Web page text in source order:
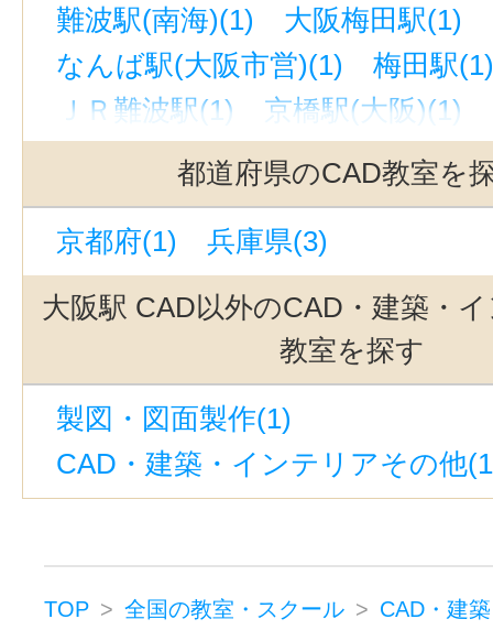
難波駅(南海)(1)
大阪梅田駅(1)
なんば駅(大阪市営)(1)
梅田駅(1)
ＪＲ難波駅(1)
京橋駅(大阪)(1)
大阪阿部野橋駅(1)
北新地駅(1)
都道府県のCAD教室を
京都府(1)
兵庫県(3)
大阪駅 CAD以外のCAD・建築・
教室を探す
製図・図面製作(1)
CAD・建築・インテリアその他
TOP 全国の教室・スクール
CAD・建